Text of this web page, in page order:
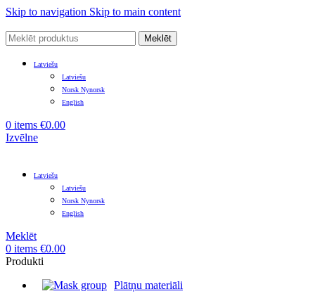
Skip to navigation Skip to main content
Meklēt
Latviešu
Latviešu
Norsk Nynorsk
English
0 items €0.00
Izvēlne
Latviešu
Latviešu
Norsk Nynorsk
English
Meklēt
0 items €0.00
Produkti
Plātņu materiāli